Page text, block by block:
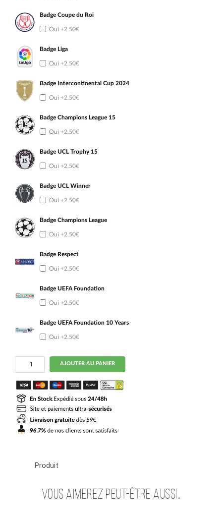
Badge Coupe du Roi
Oui +2.50€
Badge Liga
Oui +2.50€
Badge Intercontinental Cup 2024
Oui +2.50€
Badge Champions League 15
Oui +2.50€
Badge UCL Trophy 15
Oui +2.50€
Badge UCL Winner
Oui +2.50€
Badge Champions League
Oui +2.50€
Badge Respect
Oui +2.50€
Badge UEFA Foundation
Oui +2.50€
Badge UEFA Foundation 10 Years
Oui +2.50€
quantité
Maillot
Kit
Enfant
Real
Madrid
Exterieur
2024
2025
Carvajal
AJOUTER AU PANIER
Produit
Vous aimerez peut-être aussi…